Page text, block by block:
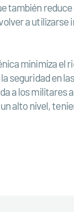
también
a
minimiza el
seguridad en
a los militares
alto nivel,